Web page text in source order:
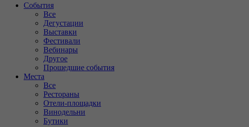
События
Все
Дегустации
Выставки
Фестивали
Вебинары
Другое
Прошедшие события
Места
Все
Рестораны
Отели-площадки
Винодельни
Бутики